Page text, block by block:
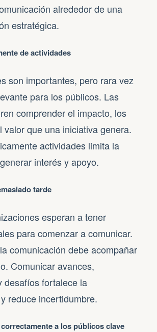
alrededor de una
estratégica.
de actividades
son importantes, pero rara vez
para los públicos. Las
comprender el impacto, los
valor que una iniciativa genera.
actividades limita la
interés y apoyo.
tarde
esperan a tener
para comenzar a comunicar.
comunicación debe acompañar
Comunicar avances,
desafíos fortalece la
reduce incertidumbre.
a los públicos clave